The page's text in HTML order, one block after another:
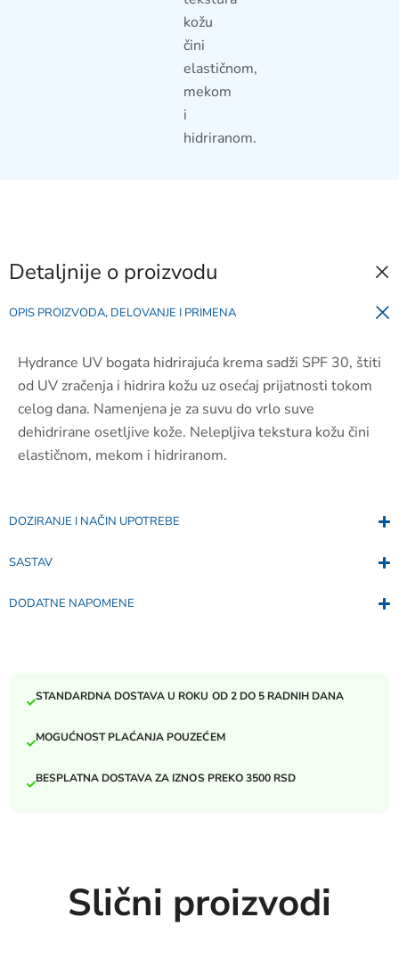
kožu
čini
elastičnom,
mekom
i
hidriranom.
Detaljnije o proizvodu
OPIS PROIZVODA, DELOVANJE I PRIMENA
Hydrance UV bogata hidrirajuća krema sadži SPF 30, štiti
od UV zračenja i hidrira kožu uz osećaj prijatnosti tokom
celog dana. Namenjena je za suvu do vrlo suve
dehidrirane osetljive kože. Nelepljiva tekstura kožu čini
elastičnom, mekom i hidriranom.
DOZIRANJE I NAČIN UPOTREBE
SASTAV
DODATNE NAPOMENE
STANDARDNA DOSTAVA U ROKU OD 2 DO 5 RADNIH DANA
MOGUĆNOST PLAĆANJA POUZEĆEM
BESPLATNA DOSTAVA ZA IZNOS PREKO 3500 RSD
Slični proizvodi